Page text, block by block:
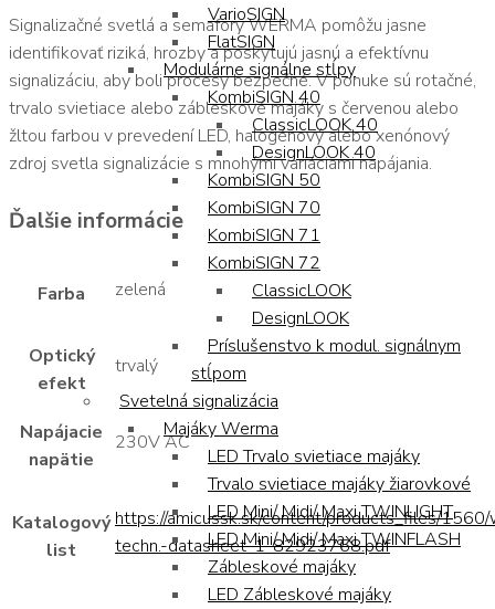
VarioSIGN
FlatSIGN
Modulárne signálne stĺpy
KombiSIGN 40
ClassicLOOK 40
DesignLOOK 40
KombiSIGN 50
KombiSIGN 70
KombiSIGN 71
KombiSIGN 72
ClassicLOOK
DesignLOOK
Príslušenstvo k modul. signálnym
stĺpom
Svetelná signalizácia
Majáky Werma
LED Trvalo svietiace majáky
Trvalo svietiace majáky žiarovkové
LED Mini/ Midi/ Maxi TWINLIGHT
LED Mini/ Midi/ Maxi TWINFLASH
Zábleskové majáky
LED Zábleskové majáky
Signalizačné svetlá a semafory WERMA pomôžu jasne
identifikovať riziká, hrozby a poskytujú jasnú a efektívnu
signalizáciu, aby boli procesy bezpečné. V ponuke sú rotačné,
trvalo svietiace alebo zábleskové majáky s červenou alebo
žltou farbou v prevedení LED, halogénový alebo xenónový
zdroj svetla signalizácie s mnohými variáciami napájania.
Ďalšie informácie
Farba zelená
Optický
efekt
trvalý
Napájacie
napätie
230V AC
Katalogový
list
https://amicussk.sk/content/products_files/
techn.-datasheet-1-82923768.pdf